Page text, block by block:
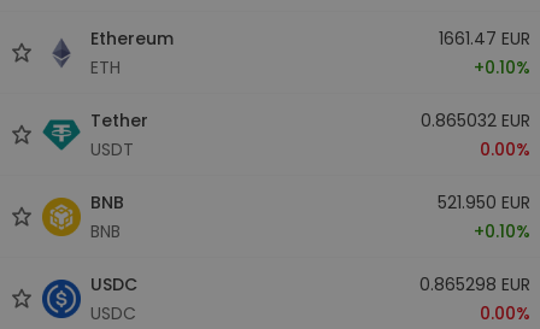
Ethereum
ETH
1661.47 EUR
+0.10%
Tether
USDT
0.865032 EUR
0.00%
BNB
BNB
521.950 EUR
+0.10%
USDC
USDC
0.865298 EUR
0.00%